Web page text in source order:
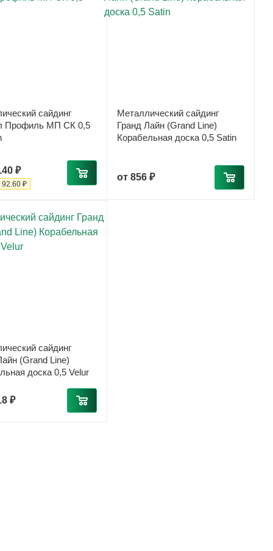
сайдинг
Профиль МП СК 0,5
₽
92.60 ₽
Металлический сайдинг
Гранд Лайн (Grand Line)
Корабельная доска 0,5 Satin
от 856 ₽
сайдинг
(Grand Line)
доска 0,5 Velur
₽